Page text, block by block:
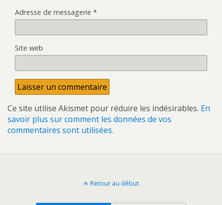
Adresse de messagerie *
Site web
Ce site utilise Akismet pour réduire les indésirables. En
savoir plus sur comment les données de vos
commentaires sont utilisées.
Retour au début